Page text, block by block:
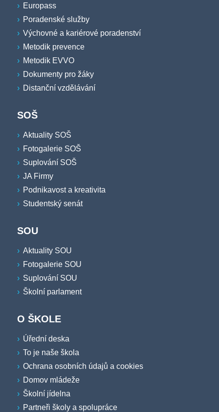
Europass
Poradenské služby
Výchovné a kariérové poradenství
Metodik prevence
Metodik EVVO
Dokumenty pro žáky
Distanční vzdělávání
SOŠ
Aktuality SOŠ
Fotogalerie SOŠ
Suplování SOŠ
JA Firmy
Podnikavost a kreativita
Studentský senát
SOU
Aktuality SOU
Fotogalerie SOU
Suplování SOU
Školní parlament
O ŠKOLE
Úřední deska
To je naše škola
Ochrana osobních údajů a cookies
Domov mládeže
Školní jídelna
Partneři školy a spolupráce